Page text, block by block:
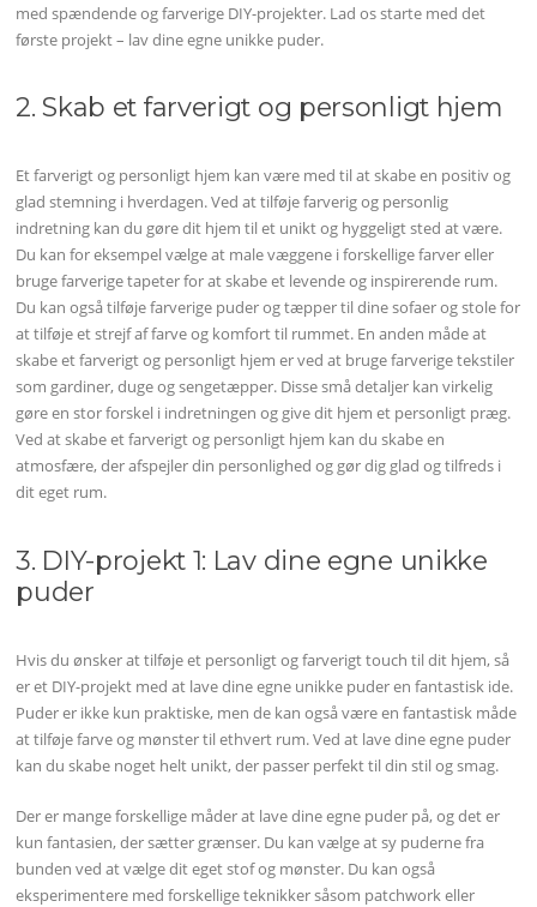
med spændende og farverige DIY-projekter. Lad os starte med det
første projekt – lav dine egne unikke puder.
2. Skab et farverigt og personligt hjem
Et farverigt og personligt hjem kan være med til at skabe en positiv og
glad stemning i hverdagen. Ved at tilføje farverig og personlig
indretning kan du gøre dit hjem til et unikt og hyggeligt sted at være.
Du kan for eksempel vælge at male væggene i forskellige farver eller
bruge farverige tapeter for at skabe et levende og inspirerende rum.
Du kan også tilføje farverige puder og tæpper til dine sofaer og stole for
at tilføje et strejf af farve og komfort til rummet. En anden måde at
skabe et farverigt og personligt hjem er ved at bruge farverige tekstiler
som gardiner, duge og sengetæpper. Disse små detaljer kan virkelig
gøre en stor forskel i indretningen og give dit hjem et personligt præg.
Ved at skabe et farverigt og personligt hjem kan du skabe en
atmosfære, der afspejler din personlighed og gør dig glad og tilfreds i
dit eget rum.
3. DIY-projekt 1: Lav dine egne unikke
puder
Hvis du ønsker at tilføje et personligt og farverigt touch til dit hjem, så
er et DIY-projekt med at lave dine egne unikke puder en fantastisk ide.
Puder er ikke kun praktiske, men de kan også være en fantastisk måde
at tilføje farve og mønster til ethvert rum. Ved at lave dine egne puder
kan du skabe noget helt unikt, der passer perfekt til din stil og smag.
Der er mange forskellige måder at lave dine egne puder på, og det er
kun fantasien, der sætter grænser. Du kan vælge at sy puderne fra
bunden ved at vælge dit eget stof og mønster. Du kan også
eksperimentere med forskellige teknikker såsom patchwork eller